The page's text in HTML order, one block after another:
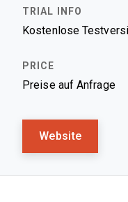
Kostenlose
Preise auf Anfrage
Website